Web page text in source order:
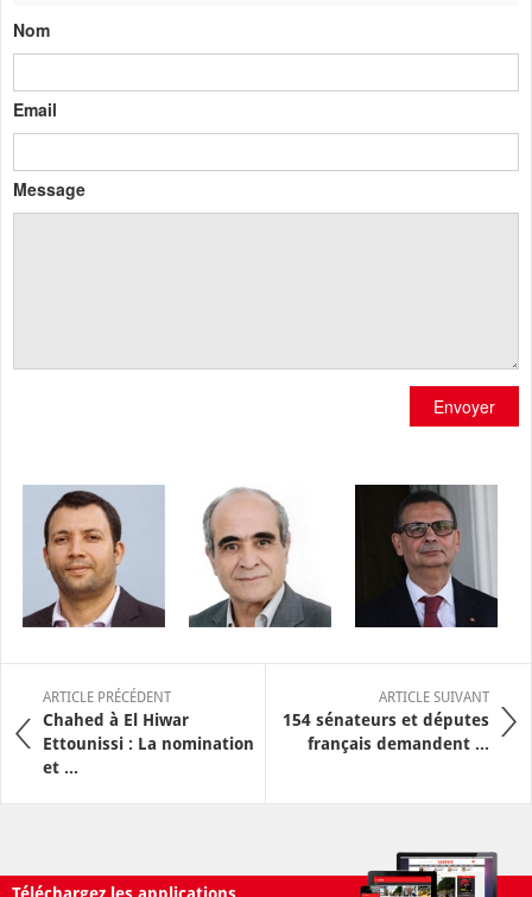
Nom
Email
Message
Envoyer
ARTICLE PRÉCÉDENT
Chahed à El Hiwar
Ettounissi : La nomination
et ...
ARTICLE SUIVANT
154 sénateurs et députes
français demandent ...